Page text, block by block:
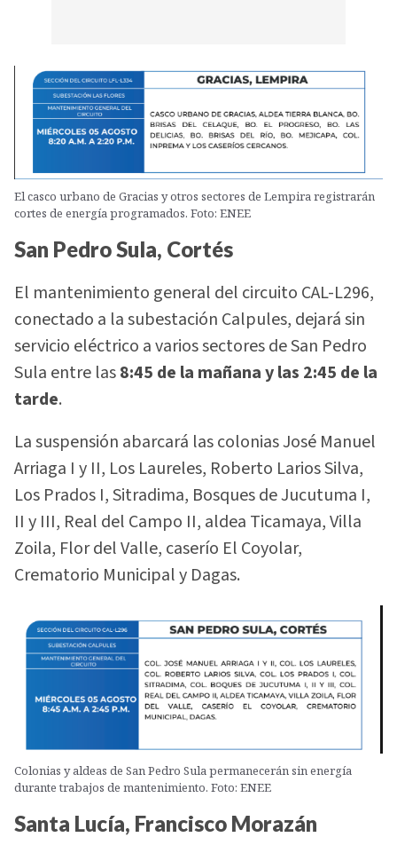
El casco urbano de Gracias y otros sectores de Lempira registrarán
cortes de energía programados. Foto: ENEE
San Pedro Sula, Cortés
El mantenimiento general del circuito CAL-L296,
conectado a la subestación Calpules, dejará sin
servicio eléctrico a varios sectores de San Pedro
Sula entre las8:45 de la mañana y las 2:45 de la
tarde.
La suspensión abarcará las colonias José Manuel
Arriaga I y II, Los Laureles, Roberto Larios Silva,
Los Prados I, Sitradima, Bosques de Jucutuma I,
II y III, Real del Campo II, aldea Ticamaya, Villa
Zoila, Flor del Valle, caserío El Coyolar,
Crematorio Municipal y Dagas.
Colonias y aldeas de San Pedro Sula permanecerán sin energía
durante trabajos de mantenimiento. Foto: ENEE
Santa Lucía, Francisco Morazán